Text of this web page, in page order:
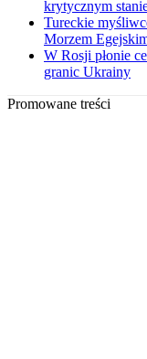
krytycznym
Tureckie
Morzem
W Rosji płonie
granic Ukrainy
Promowane treści